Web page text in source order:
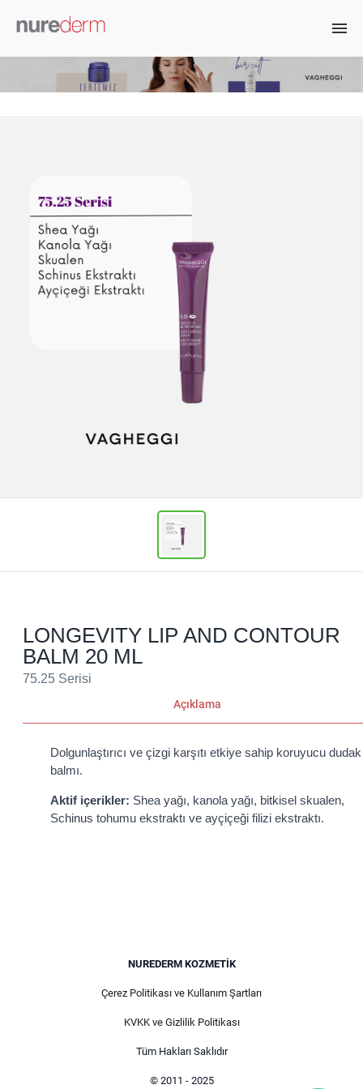
LONGEVITY LIP AND CONTOUR
BALM 20 ML
75.25 Serisi
Açıklama
Dolgunlaştırıcı ve çizgi karşıtı etkiye sahip koruyucu dudak
balmı.
Aktif içerikler: Shea yağı, kanola yağı, bitkisel skualen,
Schinus tohumu ekstraktı ve ayçiçeği filizi ekstraktı.
NUREDERM KOZMETIK
Çerez Politikası ve Kullanım Şartları
KVKK ve Gizlilik Politikası
Tüm Hakları Saklıdır
© 2011 - 2025